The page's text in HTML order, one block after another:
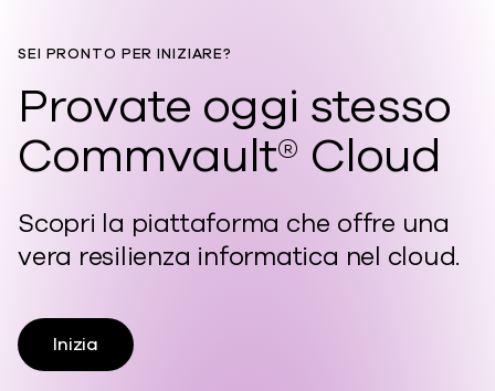
SEI PRONTO PER INIZIARE?
Provate oggi stesso
Commvault® Cloud
Scopri la piattaforma che offre una
vera resilienza informatica nel cloud.
Inizia